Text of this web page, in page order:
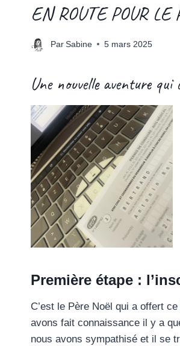
EN ROUTE POUR
Par Sabine 5 mars 2025
Une nouvelle aventure qui
Première étape :
C’est le Père Noël qui a offert
avons fait connaissance il y a
nous avons sympathisé et il se